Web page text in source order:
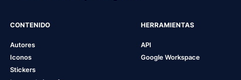
CONTENIDO
Autores
Iconos
Stickers
HERRAMIENTAS
API
Google Workspace